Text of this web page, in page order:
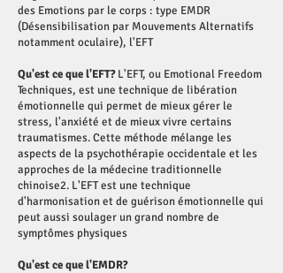
des Emotions par le corps : type EMDR
(Désensibilisation par Mouvements Alternatifs
notamment oculaire), l'EFT
Qu'est ce que l'EFT? L'EFT, ou Emotional Freedom
Techniques, est une technique de libération
émotionnelle qui permet de mieux gérer le
stress, l'anxiété et de mieux vivre certains
traumatismes.Cette méthode mélange les
aspects de la psychothérapie occidentale et les
approches de la médecine traditionnelle
chinoise2. L'EFT est une technique
d'harmonisation et de guérison émotionnelle qui
peut aussi soulager un grand nombre de
symptômes physiques
Qu'est ce que l'EMDR?